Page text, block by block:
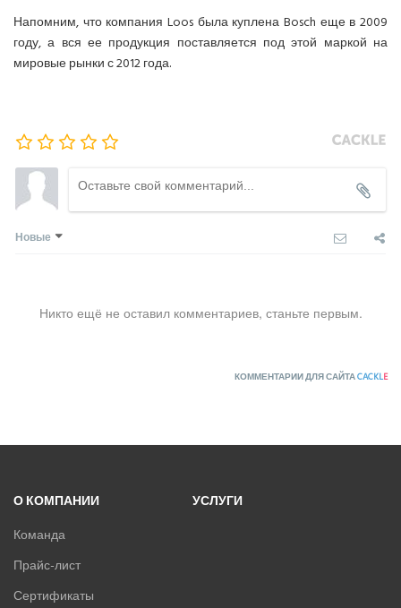
Напомним, что компания Loos была куплена Bosch еще в 2009
году, а вся ее продукция поставляется под этой маркой на
мировые рынки с 2012 года.
Новые
Никто ещё не оставил комментариев, станьте первым.
КОММЕНТАРИИ ДЛЯ САЙТАCACKLE
О КОМПАНИИ
Команда
Прайс-лист
Сертификаты
УСЛУГИ